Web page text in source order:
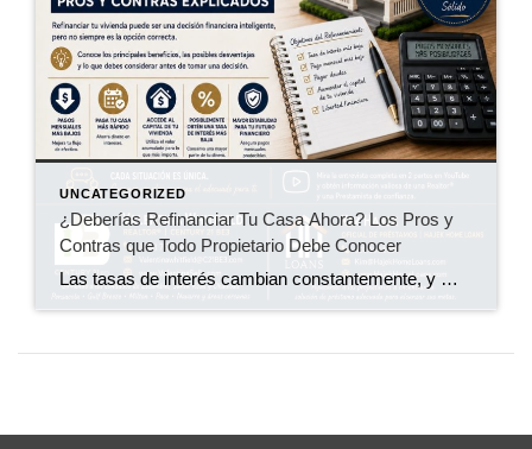
UNCATEGORIZED
¿Deberías Refinanciar Tu Casa Ahora? Los Pros y
Contras que Todo Propietario Debe Conocer
Las tasas de interés cambian constantemente, y muchos propietarios se hacen la misma pregunta: ¿Debería refinanciar mi casa ahora o es mejor esperar? La respuesta no es la misma para todos. En el episodio más reciente de Pregunta al Prestamista, tuve el placer de conversar con Kim Hajek, de Hajek Home Loans, sobre los beneficios, las […]